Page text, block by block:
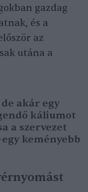
gazdag
és a
az
utána a
akár egy
káliumot
a szervezet
keményebb